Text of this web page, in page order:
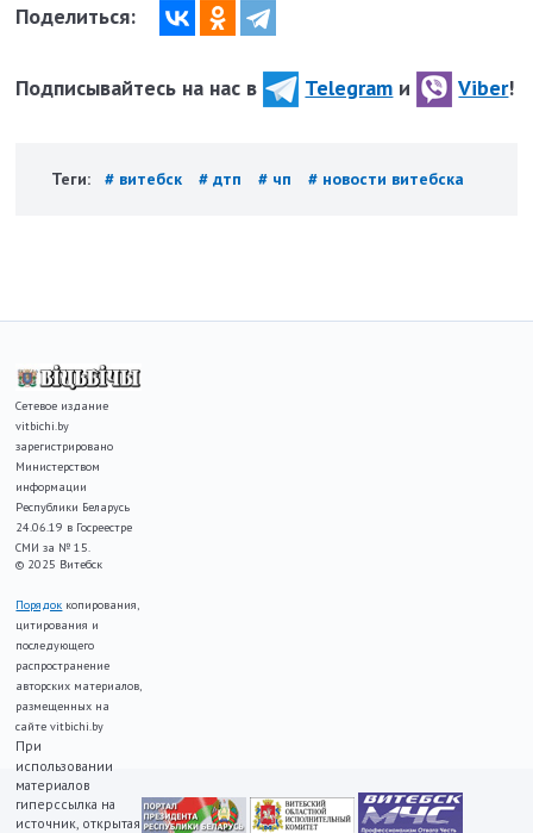
Поделиться:
Подписывайтесь на нас в Telegram и Viber!
Теги: # витебск # дтп # чп # новости витебска
Сетевое издание
vitbichi.by
зарегистрировано
Министерством
информации
Республики Беларусь
24.06.19 в Госреестре
СМИ за № 15.
© 2025 Витебск
Порядок копирования,
цитирования и
последующего
распространение
авторских материалов,
размещенных на
сайте vitbichi.by
При
использовании
материалов
гиперссылка на
источник, открытая